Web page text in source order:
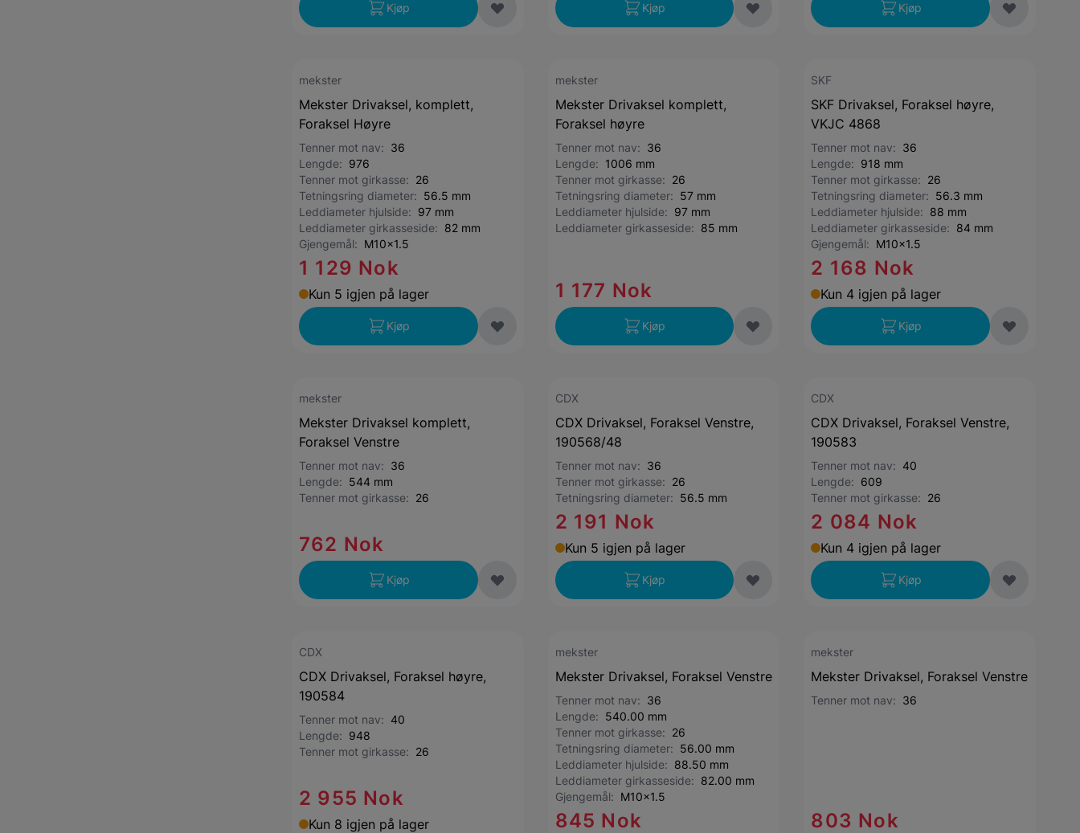
Kjøp Kjøp Kjøp
mekster
Mekster Drivaksel, komplett,
Foraksel Høyre
Tenner mot nav: 36
Lengde: 976
Tenner mot girkasse: 26
Tetningsring diameter: 56.5 mm
Leddiameter hjulside: 97 mm
Leddiameter girkasseside: 82 mm
Gjengemål: M10x1.5
1 129 Nok
Kun 5 igjen på lager
Kjøp
mekster
Mekster Drivaksel komplett,
Foraksel høyre
Tenner mot nav: 36
Lengde: 1006 mm
Tenner mot girkasse: 26
Tetningsring diameter: 57 mm
Leddiameter hjulside: 97 mm
Leddiameter girkasseside: 85 mm
1 177 Nok
Kjøp
SKF
SKF Drivaksel, Foraksel høyre,
VKJC 4868
Tenner mot nav: 36
Lengde: 918 mm
Tenner mot girkasse: 26
Tetningsring diameter: 56.3 mm
Leddiameter hjulside: 88 mm
Leddiameter girkasseside: 84 mm
Gjengemål: M10x1.5
2 168 Nok
Kun 4 igjen på lager
Kjøp
mekster
Mekster Drivaksel komplett,
Foraksel Venstre
Tenner mot nav: 36
Lengde: 544 mm
Tenner mot girkasse: 26
762 Nok
Kjøp
CDX
CDX Drivaksel, Foraksel Venstre,
190568/48
Tenner mot nav: 36
Tenner mot girkasse: 26
Tetningsring diameter: 56.5 mm
2 191 Nok
Kun 5 igjen på lager
Kjøp
CDX
CDX Drivaksel, Foraksel Venstre,
190583
Tenner mot nav: 40
Lengde: 609
Tenner mot girkasse: 26
2 084 Nok
Kun 4 igjen på lager
Kjøp
CDX
CDX Drivaksel, Foraksel høyre,
190584
Tenner mot nav: 40
Lengde: 948
Tenner mot girkasse: 26
2 955 Nok
Kun 8 igjen på lager
mekster
Mekster Drivaksel, Foraksel Venstre
Tenner mot nav: 36
Lengde: 540.00 mm
Tenner mot girkasse: 26
Tetningsring diameter: 56.00 mm
Leddiameter hjulside: 88.50 mm
Leddiameter girkasseside: 82.00 mm
Gjengemål: M10x1.5
845 Nok
mekster
Mekster Drivaksel, Foraksel Venstre
Tenner mot nav: 36
803 Nok